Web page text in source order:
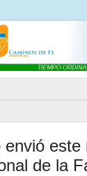
envió este
de la